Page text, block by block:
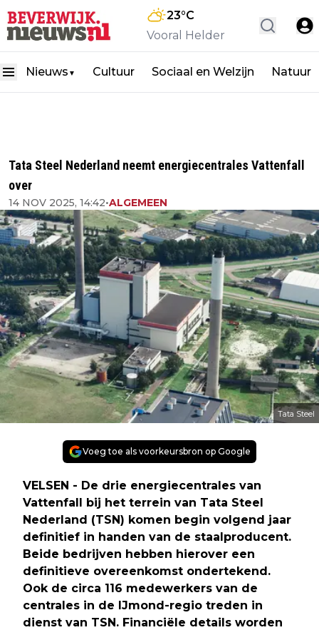
23°C
Vooral Helder
Nieuws ▼ Cultuur Sociaal en Welzijn Natuur
Tata Steel Nederland neemt energiecentrales Vattenfall
over
14 NOV 2025, 14:42•ALGEMEEN
Tata Steel
Voeg toe als voorkeursbron op Google
VELSEN - De drie energiecentrales van
Vattenfall bij het terrein van Tata Steel
Nederland (TSN) komen begin volgend jaar
definitief in handen van de staalproducent.
Beide bedrijven hebben hierover een
definitieve overeenkomst ondertekend.
Ook de circa 116 medewerkers van de
centrales in de IJmond-regio treden in
dienst van TSN. Financiële details worden